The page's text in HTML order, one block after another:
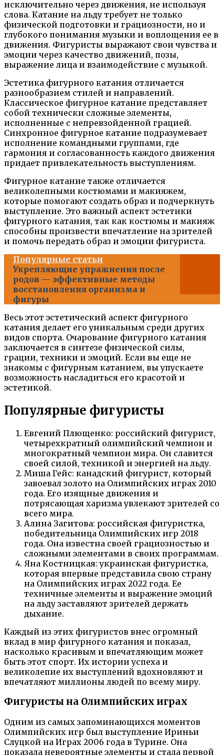
исключительно через движения, не используя
слова. Катание на льду требует не только
физической подготовки и грациозности, но и
глубокого понимания музыки и воплощения ее в
движения. Фигуристы выражают свои чувства и
эмоции через качество движений, позы,
выражение лица и взаимодействие с музыкой.
Эстетика фигурного катания отличается
разнообразием стилей и направлений.
Классическое фигурное катание представляет
собой технически сложные элементы,
исполненные с непревзойденной грацией.
Синхронное фигурное катание подразумевает
исполнение командными группами, где
гармония и согласованность каждого движения
придает привлекательность выступлениям.
Фигурное катание также отличается
великолепными костюмами и макияжем,
которые помогают создать образ и подчеркнуть
выступление. Это важный аспект эстетики
фигурного катания, так как костюмы и макияж
способны произвести впечатление на зрителей
и помочь передать образ и эмоции фигуриста.
Популярные статьи
Укрепляющие упражнения после
родов — эффективные методы
восстановления организма и
фигуры
Весь этот эстетический аспект фигурного
катания делает его уникальным среди других
видов спорта. Очарование фигурного катания
заключается в синтезе физической силы,
грации, техники и эмоций. Если вы еще не
знакомы с фигурным катанием, вы упускаете
возможность насладиться его красотой и
эстетикой.
Популярные фигуристы
Евгений Плющенко: российский фигурист,
четырехкратный олимпийский чемпион и
многократный чемпион мира. Он славится
своей силой, техникой и энергией на льду.
Миша Гейс: канадский фигурист, который
завоевал золото на Олимпийских играх 2010
года. Его изящные движения и
потрясающая харизма увлекают зрителей со
всего мира.
Алина Загитова: российская фигуристка,
победительница Олимпийских игр 2018
года. Она известна своей грациозностью и
сложными элементами в своих программам.
Яна Костницкая: украинская фигуристка,
которая впервые представила свою страну
на Олимпийских играх 2022 года. Ее
техничные элементы и выражение эмоций
на льду заставляют зрителей держать
дыхание.
Каждый из этих фигуристов внес огромный
вклад в мир фигурного катания и показал,
насколько красивым и впечатляющим может
быть этот спорт. Их истории успеха и
великолепие их выступлений вдохновляют и
впечатляют миллионы людей по всему миру.
Фигуристы на Олимпийских играх
Одним из самых запоминающихся моментов
Олимпийских игр был выступление Ириньи
Слуцкой на Играх 2006 года в Турине. Она
показала невероятные элементы и стала первой